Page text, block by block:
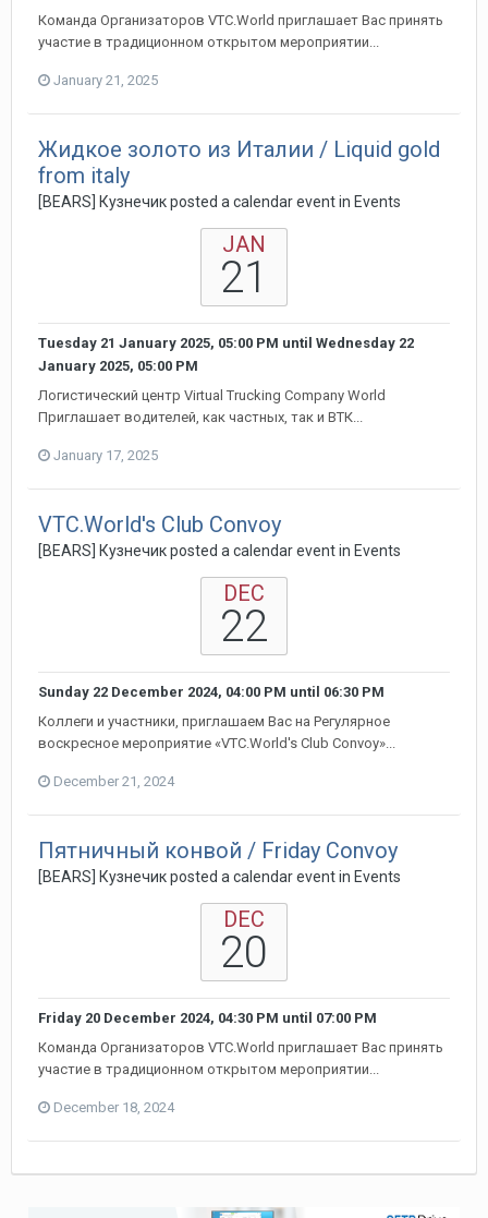
Команда Организаторов VTC.World приглашает Вас принять
участие в традиционном открытом мероприятии...
January 21, 2025
Жидкое золото из Италии / Liquid gold
from italy
[BEARS] Кузнечик posted a calendar event in Events
JAN
21
Tuesday 21 January 2025, 05:00 PM until Wednesday 22
January 2025, 05:00 PM
Логистический центр Virtual Trucking Company World
Приглашает водителей, как частных, так и ВТК...
January 17, 2025
VTC.World's Club Convoy
[BEARS] Кузнечик posted a calendar event in Events
DEC
22
Sunday 22 December 2024, 04:00 PM until 06:30 PM
Коллеги и участники, приглашаем Вас на Регулярное
воскресное мероприятие «VTC.World's Club Convoy»...
December 21, 2024
Пятничный конвой / Friday Convoy
[BEARS] Кузнечик posted a calendar event in Events
DEC
20
Friday 20 December 2024, 04:30 PM until 07:00 PM
Команда Организаторов VTC.World приглашает Вас принять
участие в традиционном открытом мероприятии...
December 18, 2024